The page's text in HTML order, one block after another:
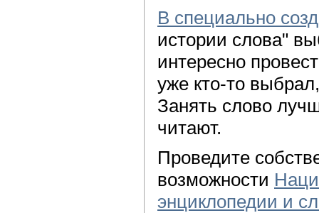
В специально
истории слова"
интересно
уже кто-то
Занять слово
читают.
Проведите
возможности
энциклопедии и